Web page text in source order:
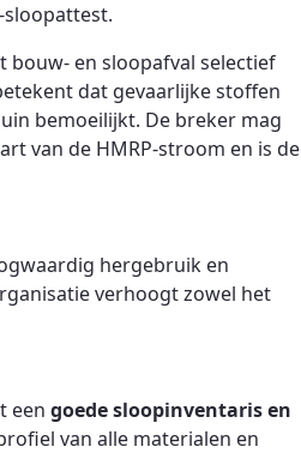
bouw- en sloopafval selectief
dat gevaarlijke stoffen
bemoeilijkt. De breker mag
van de HMRP-stroom en is de
hergebruik en
verhoogt zowel het
een goede sloopinventaris en
van alle materialen en